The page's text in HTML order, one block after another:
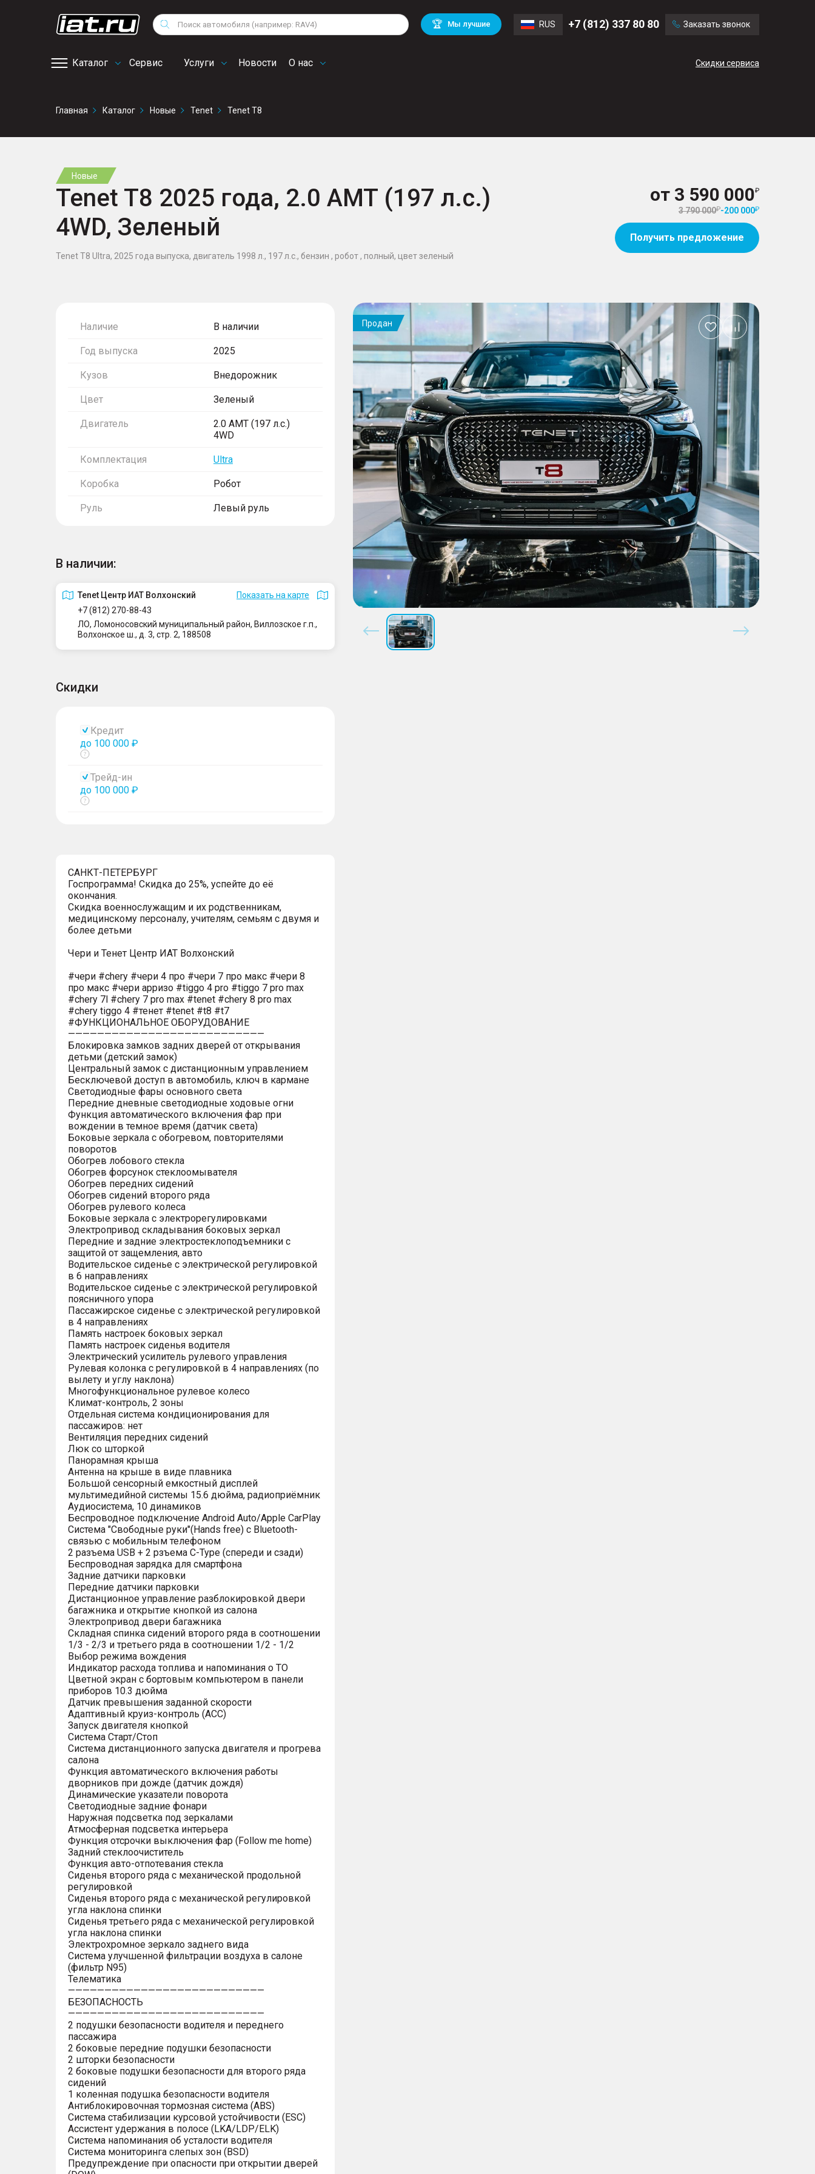
Поиск 🏆 Мы лучшие RUS +7 (812) 337 80 80 Заказать звонок
Каталог Сервис
сервис
Услуги Новости О нас Скидки сервиса
Снегоходы
Квадроциклы
Volkswagen
Mitsubishi BMW
Audi
Chevrolet Mercedes Benz
Главная Каталог Новые Tenet Tenet T8
Новые
Tenet T8 2025 года, 2.0 AMT (197 л.с.)
4WD, Зеленый
Tenet T8 Ultra, 2025 года выпуска, двигатель 1998 л., 197 л.с., бензин , робот , полный, цвет зеленый
от 3 590 000
3 790 000 -200 000
Получить предложение
Наличие В наличии
Год выпуска 2025
Кузов Внедорожник
Цвет Зеленый
Двигатель
2.0 AMT (197 л.с.)
4WD
Комплектация Ultra
Коробка Робот
Руль Левый руль
В наличии:
Tenet Центр ИАТ Волхонский
Показать на карте
+7 (812) 270-88-43
ЛО, Ломоносовский муниципальный район, Виллозское г.п.,
Волхонское ш., д. 3, стр. 2, 188508
Скидки
Кредит
до 100 000 ₽
Показать
Трейд-ин
до 100 000 ₽
Показать
САНКТ-ПЕТЕРБУРГ
Госпрограмма! Скидка до 25%, успейте до её
окончания.
Скидка военнослужащим и их родственникам,
медицинскому персоналу, учителям, семьям с двумя и
более детьми
Чери и Тенет Центр ИАТ Волхонский
#чери #chery #чери 4 про #чери 7 про макс #чери 8
про макс #чери арризо #tiggo 4 pro #tiggo 7 pro max
#chery 7l #chery 7 pro max #tenet #chery 8 pro max
#chery tiggo 4 #тенет #tenet #t8 #t7
#ФУНКЦИОНАЛЬНОЕ ОБОРУДОВАНИЕ
———————————————————————————
Блокировка замков задних дверей от открывания
детьми (детский замок)
Центральный замок с дистанционным управлением
Бесключевой доступ в автомобиль, ключ в кармане
Светодиодные фары основного света
Передние дневные светодиодные ходовые огни
Функция автоматического включения фар при
вождении в темное время (датчик света)
Боковые зеркала с обогревом, повторителями
поворотов
Обогрев лобового стекла
Обогрев форсунок стеклоомывателя
Обогрев передних сидений
Обогрев сидений второго ряда
Обогрев рулевого колеса
Боковые зеркала с электрорегулировками
Электропривод складывания боковых зеркал
Передние и задние электростеклоподъемники с
защитой от защемления, авто
Водительское сиденье с электрической регулировкой
в 6 направлениях
Водительское сиденье с электрической регулировкой
поясничного упора
Пассажирское сиденье с электрической регулировкой
в 4 направлениях
Память настроек боковых зеркал
Память настроек сиденья водителя
Электрический усилитель рулевого управления
Рулевая колонка с регулировкой в 4 направлениях (по
вылету и углу наклона)
Многофункциональное рулевое колесо
Климат-контроль, 2 зоны
Отдельная система кондиционирования для
пассажиров: нет
Вентиляция передних сидений
Люк со шторкой
Панорамная крыша
Антенна на крыше в виде плавника
Большой сенсорный емкостный дисплей
мультимедийной системы 15.6 дюйма, радиоприёмник
Аудиосистема, 10 динамиков
Беспроводное подключение Android Auto/Apple CarPlay
Система "Свободные руки"(Hands free) с Bluetooth-
связью с мобильным телефоном
2 разъема USB + 2 рзъема C-Type (спереди и сзади)
Беспроводная зарядка для смартфона
Задние датчики парковки
Передние датчики парковки
Дистанционное управление разблокировкой двери
багажника и открытие кнопкой из салона
Электропривод двери багажника
Складная спинка сидений второго ряда в соотношении
1/3 - 2/3 и третьего ряда в соотношении 1/2 - 1/2
Выбор режима вождения
Индикатор расхода топлива и напоминания о ТО
Цветной экран с бортовым компьютером в панели
приборов 10.3 дюйма
Датчик превышения заданной скорости
Адаптивный круиз-контроль (ACC)
Запуск двигателя кнопкой
Система Старт/Стоп
Система дистанционного запуска двигателя и прогрева
салона
Функция автоматического включения работы
дворников при дожде (датчик дождя)
Динамические указатели поворота
Светодиодные задние фонари
Наружная подсветка под зеркалами
Атмосферная подсветка интерьера
Функция отсрочки выключения фар (Follow me home)
Задний стеклоочиститель
Функция авто-отпотевания стекла
Сиденья второго ряда с механической продольной
регулировкой
Сиденья второго ряда с механической регулировкой
угла наклона спинки
Сиденья третьего ряда с механической регулировкой
угла наклона спинки
Электрохромное зеркало заднего вида
Система улучшенной фильтрации воздуха в салоне
(фильтр N95)
Телематика
———————————————————————————
БЕЗОПАСНОСТЬ
———————————————————————————
2 подушки безопасности водителя и переднего
пассажира
2 боковые передние подушки безопасности
2 шторки безопасности
2 боковые подушки безопасности для второго ряда
сидений
1 коленная подушка безопасности водителя
Антиблокировочная тормозная система (ABS)
Система стабилизации курсовой устойчивости (ESC)
Ассистент удержания в полосе (LKA/LDP/ELK)
Система напоминания об усталости водителя
Система мониторинга слепых зон (BSD)
Предупреждение при опасности при открытии дверей
Продан
Добавить
в
избранное